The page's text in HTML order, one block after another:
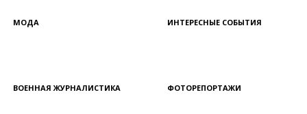
МОДА ИНТЕРЕСНЫЕ СОБЫТИЯ
ВОЕННАЯ ЖУРНАЛИСТИКА ФОТОРЕПОРТАЖИ